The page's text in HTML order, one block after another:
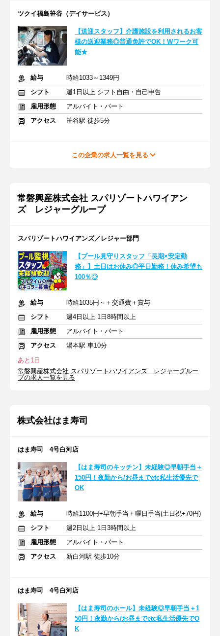
ツクイ福島笹谷（デイサービス）
【送迎スタッフ】介護施設を利用されるお客
様の送迎業務◎普通免許でOK！Wワーク可
能★
給与
時給1033～1349円
シフト
週1日以上 シフト自由・自己申告
雇用形態
アルバイト・パート
アクセス
笹谷駅 徒歩5分
この企業の求人一覧を見る
常磐興産株式会社 スパリゾートハワイアン
ズ レジャーグループ
スパリゾートハワイアンズ／レジャー部門
【プール見守りスタッフ「長期×安定勤
務」】土日はお休み◎平日勤務！休み希望も
100％◎
給与
時給1035円～＋交通費＋賞与
シフト
週4日以上 1日8時間以上
雇用形態
アルバイト・パート
アクセス
湯本駅 車10分
あと1日
常磐興産株式会社 スパリゾートハワイアンズ レジャーグルー
プの求人一覧を見る
株式会社はま寿司
はま寿司 4号白河店
【はま寿司のキッチン】未経験◎早朝手当＋
150円！夜勤から/お昼までetc私生活優先で
OK
給与
時給1100円+早朝手当＋曜日手当(土日祝+70円)
シフト
週2日以上 1日3時間以上
雇用形態
アルバイト・パート
アクセス
新白河駅 徒歩10分
はま寿司 4号白河店
【はま寿司のホール】未経験◎早朝手当＋1
50円！夜勤から/お昼までetc私生活優先でO
K